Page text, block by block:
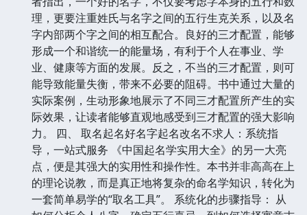
理，更要注重姓氏与名字之间的五行生克关系，以及名
字内部两个字之间的相互配合。良好的三才配置，能够
形成一个和谐统一的能量场，有利于个人在事业、学
业、健康等方面的发展。反之，不当的三才配置，则可
能导致能量失衡，带来不必要的阻碍。书中通过大量的
实际案例，生动形象地展示了不同三才配置所产生的实
际效果，让读者能够直观地感受到三才配置的强大影响
力。 四、 取名起名好名字起名改名不求人：系统指
导，一站式服务 《中国起名学实用大全》的另一大亮
点，便是其强大的实用性和操作性。本书并非高高在上
的理论说教，而是真正地将复杂的命名学知识，转化为
一套简单易学的“取名工具”。 系统化的步骤指导： 从